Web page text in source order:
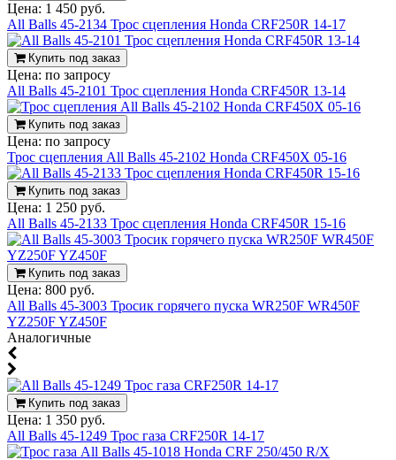
Цена: 1 450 руб.
All Balls 45-2134 Трос сцепления Honda CRF250R 14-17
Купить под заказ
Цена: по запросу
All Balls 45-2101 Трос сцепления Honda CRF450R 13-14
Купить под заказ
Цена: по запросу
Трос сцепления All Balls 45-2102 Honda CRF450X 05-16
Купить под заказ
Цена: 1 250 руб.
All Balls 45-2133 Трос сцепления Honda CRF450R 15-16
Купить под заказ
Цена: 800 руб.
All Balls 45-3003 Тросик горячего пуска WR250F WR450F
YZ250F YZ450F
Аналогичные
Купить под заказ
Цена: 1 350 руб.
All Balls 45-1249 Трос газа CRF250R 14-17